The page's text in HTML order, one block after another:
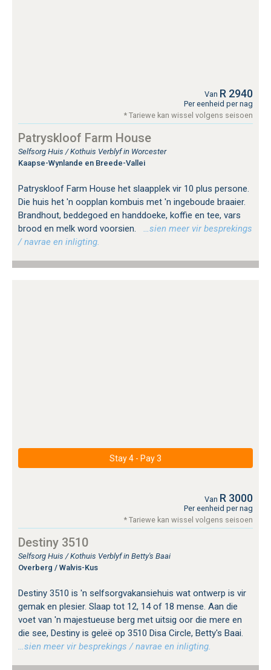
Van R 2940
Per eenheid per nag
* Tariewe kan wissel volgens seisoen
Patryskloof Farm House
Selfsorg Huis / Kothuis Verblyf in Worcester
Kaapse-Wynlande en Breede-Vallei
Patryskloof Farm House het slaapplek vir 10 plus persone.
Die huis het 'n oopplan kombuis met 'n ingeboude braaier.
Brandhout, beddegoed en handdoeke, koffie en tee, vars
brood en melk word voorsien.
…sien meer vir besprekings
/ navrae en inligting.
Stay 4 - Pay 3
Van R 3000
Per eenheid per nag
* Tariewe kan wissel volgens seisoen
Destiny 3510
Selfsorg Huis / Kothuis Verblyf in Betty's Baai
Overberg / Walvis-Kus
Destiny 3510 is 'n selfsorgvakansiehuis wat ontwerp is vir
gemak en plesier. Slaap tot 12, 14 of 18 mense. Aan die
voet van 'n majestueuse berg met uitsig oor die mere en
die see, Destiny is geleë op 3510 Disa Circle, Betty's Baai.
…sien meer vir besprekings / navrae en inligting.